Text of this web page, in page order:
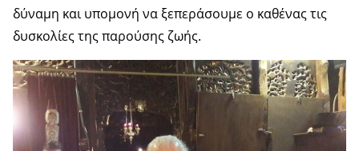
δύναμη και υπομονή να ξεπεράσουμε ο καθένας τις
δυσκολίες της παρούσης ζωής.